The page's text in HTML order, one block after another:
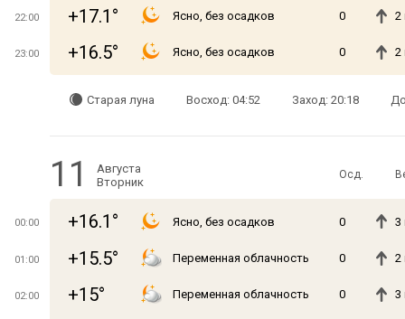
22:00 +17.1° Ясно, без осадков 0 2
23:00 +16.5° Ясно, без осадков 0 2
Старая луна Восход: 04:52 Заход: 20:18
11
Августа
Вторник
Осд.
00:00 +16.1° Ясно, без осадков 0 3
01:00 +15.5° Переменная облачность 0 2
02:00 +15° Переменная облачность 0 3